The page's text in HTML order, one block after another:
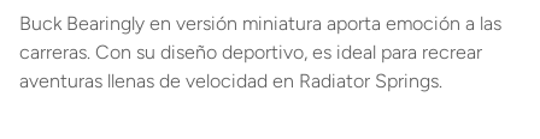
Buck Bearingly en versión miniatura aporta emoción a las
carreras. Con su diseño deportivo, es ideal para recrear
aventuras llenas de velocidad en Radiator Springs.